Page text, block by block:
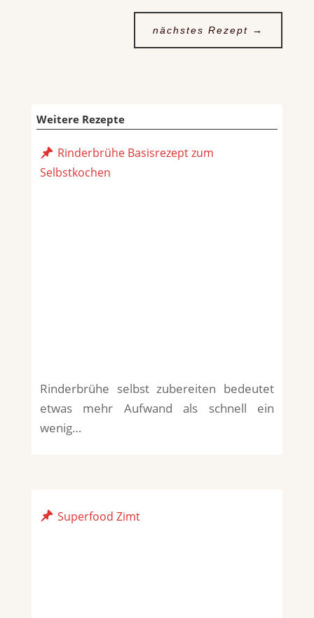
nächstes Rezept →
Weitere Rezepte
Rinderbrühe Basisrezept zum
Selbstkochen
Rinderbrühe selbst zubereiten bedeutet
etwas mehr Aufwand als schnell ein
wenig…
Superfood Zimt